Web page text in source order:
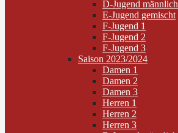
D-Jugend männlich
E-Jugend gemischt
F-Jugend 1
F-Jugend 2
F-Jugend 3
Saison 2023/2024
Damen 1
Damen 2
Damen 3
Herren 1
Herren 2
Herren 3